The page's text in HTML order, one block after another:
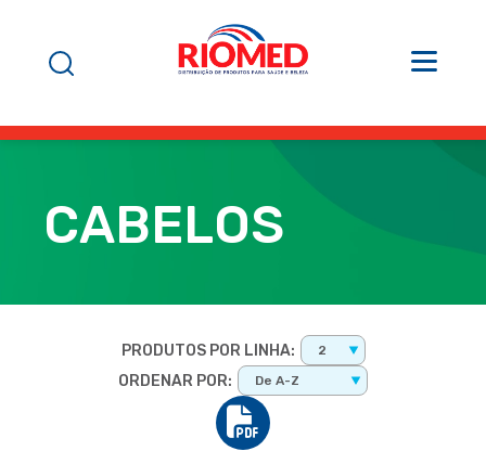
CABELOS
PRODUTOS POR LINHA: 2
ORDENAR POR: De A-Z